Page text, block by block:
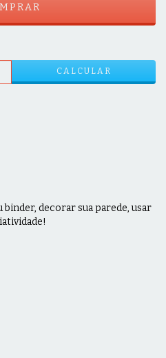
CALCULAR
decorar sua parede, usar